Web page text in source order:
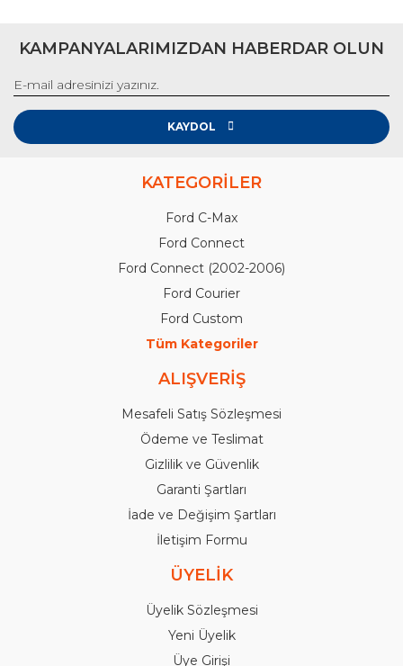
KAMPANYALARIMIZDAN HABERDAR OLUN
KAYDOL
KATEGORİLER
Ford C-Max
Ford Connect
Ford Connect (2002-2006)
Ford Courier
Ford Custom
Tüm Kategoriler
ALIŞVERİŞ
Mesafeli Satış Sözleşmesi
Ödeme ve Teslimat
Gizlilik ve Güvenlik
Garanti Şartları
İade ve Değişim Şartları
İletişim Formu
ÜYELİK
Üyelik Sözleşmesi
Yeni Üyelik
Üye Girişi